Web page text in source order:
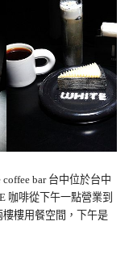
bar 台中位於台中
咖啡從下午一點營業到
樓用餐空間，下午是